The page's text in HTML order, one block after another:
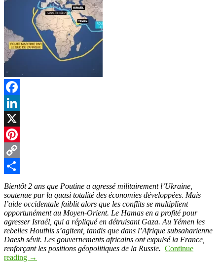
Facebook
LinkedIn
X
Pinterest
Copy
Link
Partager
Bientôt 2 ans que Poutine a agressé militairement l’Ukraine,
soutenue par la quasi totalité des économies développées. Mais
l’aide occidentale faiblit alors que les conflits se multiplient
opportunément au Moyen-Orient. Le Hamas en a profité pour
agresser Israël, qui a répliqué en détruisant Gaza. Au Yémen les
rebelles Houthis s’agitent, tandis que dans l’Afrique subsaharienne
Daesh sévit. Les gouvernements africains ont expulsé la France,
renforçant les positions géopolitiques de la Russie. Continue
reading →